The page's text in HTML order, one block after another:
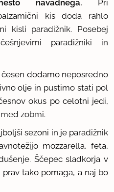
navadnega. Pri
kis doda rahlo
kisli paradižnik. Posebej
paradižniki in
dodamo neposredno
olje in pustimo stati pol
okus po celotni jedi,
zobmi.
sezoni in je paradižnik
mozzarella, feta,
Ščepec sladkorja v
tako pomaga, a naj bo